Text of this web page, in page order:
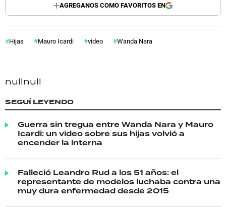
AGREGANOS COMO FAVORITOS EN
Hijas Mauro Icardi video Wanda Nara
nullnull
SEGUÍ LEYENDO
Guerra sin tregua entre Wanda Nara y Mauro
Icardi: un video sobre sus hijas volvió a
encender la interna
Falleció Leandro Rud a los 51 años: el
representante de modelos luchaba contra una
muy dura enfermedad desde 2015